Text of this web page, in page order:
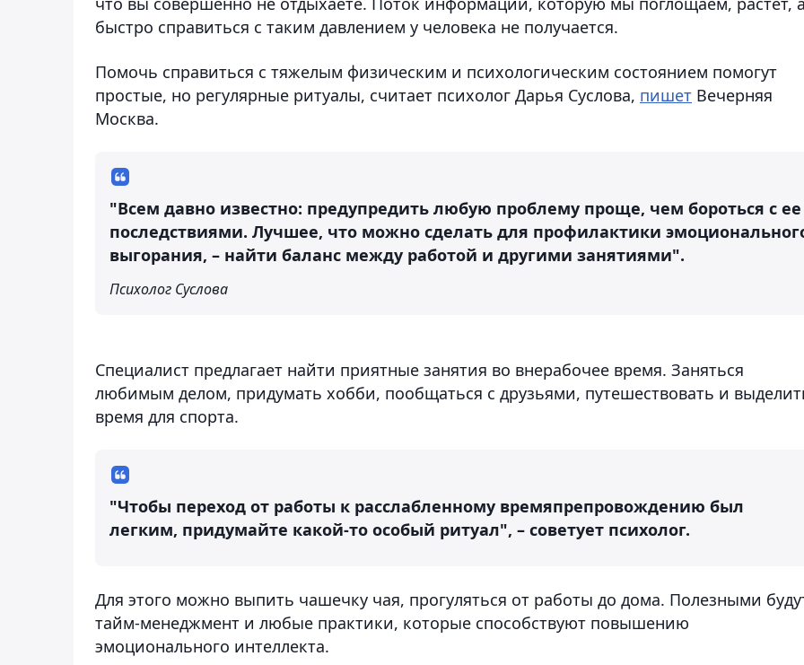
быстро справиться с таким давлением у человека не получается.
Помочь справиться с тяжелым физическим и психологическим состоянием помогут
простые, но регулярные ритуалы, считает психолог Дарья Суслова, пишет Вечерняя
Москва.
"Всем давно известно: предупредить любую проблему проще, чем бороться с ее
последствиями. Лучшее, что можно сделать для профилактики
выгорания, – найти баланс между работой и другими занятиями".
Психолог Суслова
Специалист предлагает найти приятные занятия во внерабочее время. Заняться
любимым делом, придумать хобби, пообщаться с друзьями, путешествовать и
время для спорта.
"Чтобы переход от работы к расслабленному времяпрепровождению был
легким, придумайте какой-то особый ритуал", – советует психолог.
Для этого можно выпить чашечку чая, прогуляться от работы до дома. Полезными
тайм-менеджмент и любые практики, которые способствуют повышению
эмоционального интеллекта.